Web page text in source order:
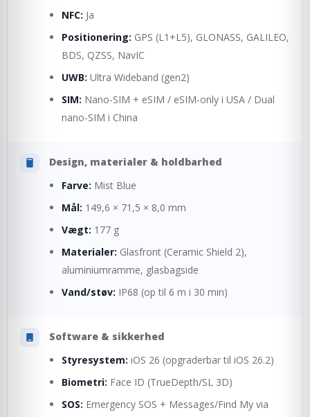
NFC: Ja
Positionering: GPS (L1+L5), GLONASS, GALILEO,
BDS, QZSS, NavIC
UWB: Ultra Wideband (gen2)
SIM: Nano-SIM + eSIM / eSIM-only i USA / Dual
nano-SIM i China
Design, materialer & holdbarhed
Farve: Mist Blue
Mål: 149,6 × 71,5 × 8,0 mm
Vægt: 177 g
Materialer: Glasfront (Ceramic Shield 2),
aluminiumramme, glasbagside
Vand/støv: IP68 (op til 6 m i 30 min)
Software & sikkerhed
Styresystem: iOS 26 (opgraderbar til iOS 26.2)
Biometri: Face ID (TrueDepth/SL 3D)
SOS: Emergency SOS + Messages/Find My via